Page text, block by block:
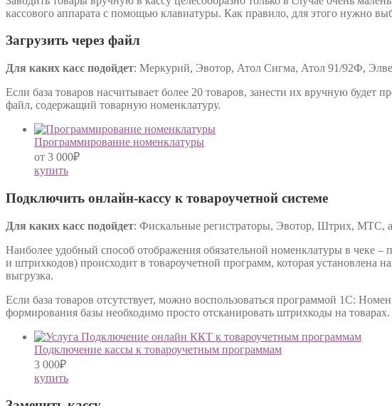
кассового аппарата с помощью клавиатуры. Как правило, для этого нужно
Загрузить через файл
Для каких касс подойдет: Меркурий, Эвотор, Атол Сигма, Атол 91/92Ф,
Если база товаров насчитывает более 20 товаров, занести их вручную
файл, содержащий товарную номенклатуру.
Программирование номенклатуры
от 3 000₽
купить
Подключить онлайн-кассу к товароучетной системе
Для каких касс подойдет: Фискальные регистраторы, Эвотор, Штрих, МТС,
Наиболее удобный способ отображения обязательной номенклатуры в чеке
и штрихкодов) происходит в товароучетной программ, которая установлена
выгрузка.
Если база товаров отсутствует, можно воспользоваться программой 1С:
формирования базы необходимо просто отсканировать штрихкоды на товарах.
Подключение кассы к товароучетным программам
3 000₽
купить